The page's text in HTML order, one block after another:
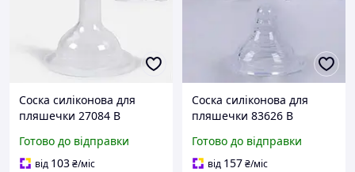
Соска силіконова для
пляшечки 27084 В
ЦІНА ЗА УПАКОВКУ
BIMBO
Готово до відправки
від 103₴/міс
Соска силіконова для
пляшечки 83626 В
ЦІНА ЗА УПАКОВКУ
BIMBO
Готово до відправки
від 157₴/міс